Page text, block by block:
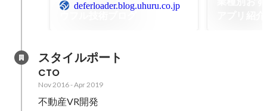
deferloader.blog.uhuru.co.jp
スタイルポート
CTO
Nov 2016-Apr 2019
不動産VR開発